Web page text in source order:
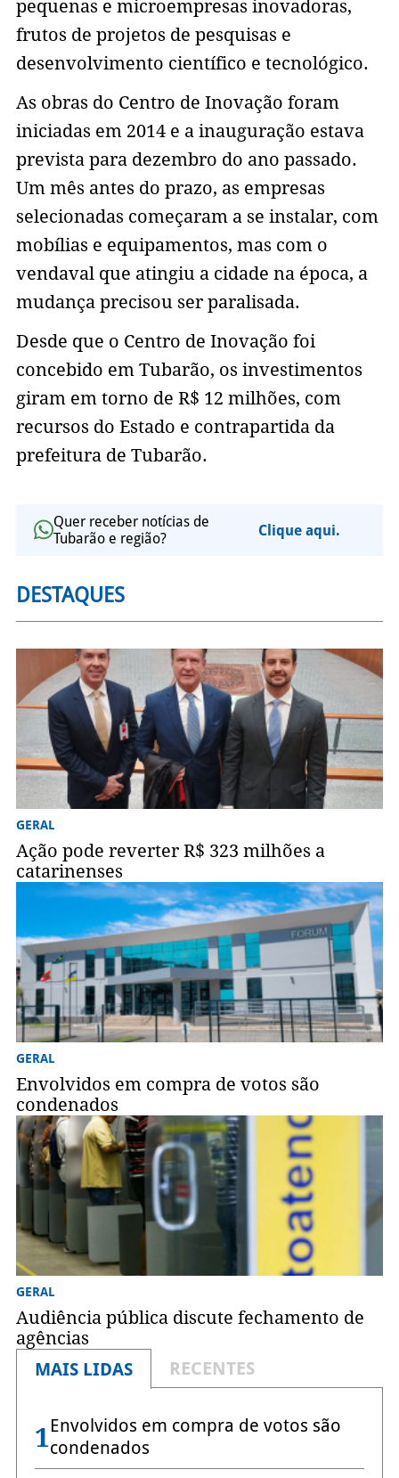
pequenas e microempresas inovadoras,
frutos de projetos de pesquisas e
desenvolvimento científico e tecnológico.
As obras do Centro de Inovação foram
iniciadas em 2014 e a inauguração estava
prevista para dezembro do ano passado.
Um mês antes do prazo, as empresas
selecionadas começaram a se instalar, com
mobílias e equipamentos, mas com o
vendaval que atingiu a cidade na época, a
mudança precisou ser paralisada.
Desde que o Centro de Inovação foi
concebido em Tubarão, os investimentos
giram em torno de R$ 12 milhões, com
recursos do Estado e contrapartida da
prefeitura de Tubarão.
Quer receber notícias de
Tubarão e região?
Clique aqui.
DESTAQUES
GERAL
Ação pode reverter R$ 323 milhões a
catarinenses
GERAL
Envolvidos em compra de votos são
condenados
GERAL
Audiência pública discute fechamento de
agências
MAIS LIDAS
RECENTES
1Envolvidos em compra de votos são
condenados